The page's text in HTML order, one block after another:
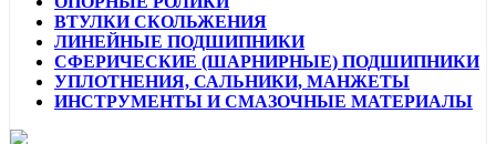
ВТУЛКИ СКОЛЬЖЕНИЯ
ЛИНЕЙНЫЕ ПОДШИПНИКИ
СФЕРИЧЕСКИЕ (ШАРНИРНЫЕ) ПОДШИПНИКИ
УПЛОТНЕНИЯ, САЛЬНИКИ, МАНЖЕТЫ
ИНСТРУМЕНТЫ И СМАЗОЧНЫЕ МАТЕРИАЛЫ